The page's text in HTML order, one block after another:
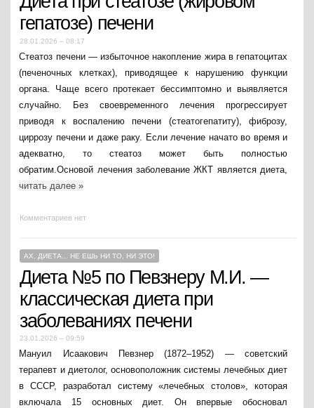
гепатозе) печени
28.01.2026 – 08:17
Стеатоз печени — избыточное накопление жира в гепатоцитах
(печеночных клетках), приводящее к нарушению функции
органа. Чаще всего протекает бессимптомно и выявляется
случайно. Без своевременного лечения прогрессирует
приводя к воспалению печени (стеатогепатиту), фиброзу,
циррозу печени и даже раку. Если лечение начато во время и
адекватно, то стеатоз может быть полностью
обратим.Основой лечения заболевание ЖКТ является диета,
читать далее»
Комментариев нет
АХ, ДИЕТА... НЕ ЕШЬ НИ ТО, НИ ЭТО!
Диета №5 по Певзнеру М.И. —
классическая диета при
заболеваниях печени
23.01.2026 – 09:59
Мануил Исаакович Певзнер (1872–1952) — советский
терапевт и диетолог, основоположник системы лечебных диет
в СССР, разработал систему «лечебных столов», которая
включала 15 основных диет. Он впервые обосновал